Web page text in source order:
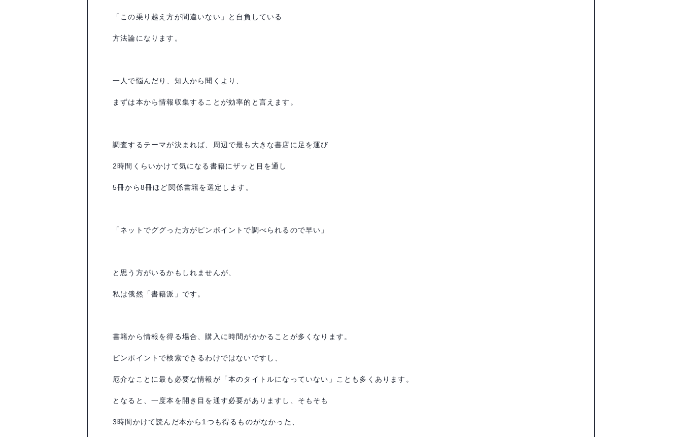
「この乗り越え方が間違いない」と自負している
方法論になります。
一人で悩んだり、知人から聞くより、
まずは本から情報収集することが効率的と言えます。
調査するテーマが決まれば、周辺で最も大きな書店に足を運び
2時間くらいかけて気になる書籍にザッと目を通し
5冊から8冊ほど関係書籍を選定します。
「ネットでググった方がピンポイントで調べられるので早い」
と思う方がいるかもしれませんが、
私は俄然「書籍派」です。
書籍から情報を得る場合、購入に時間がかかることが多くなります。
ピンポイントで検索できるわけではないですし、
厄介なことに最も必要な情報が「本のタイトルになっていない」ことも多くあります。
となると、一度本を開き目を通す必要がありますし、そもそも
3時間かけて読んだ本から 1 つも得るものがなかった、